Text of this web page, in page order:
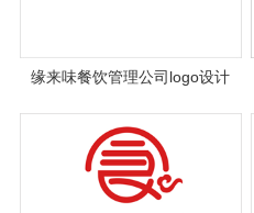
缘来味餐饮管理公司logo设计